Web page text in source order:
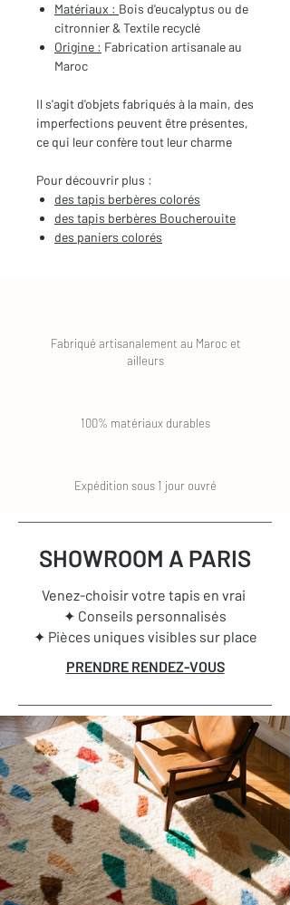
Matériaux : Bois d'eucalyptus ou de
citronnier & Textile recyclé
Origine : Fabrication artisanale au
Maroc
Il s'agit d'objets fabriqués à la main, des
imperfections peuvent être présentes,
ce qui leur confère tout leur charme
Pour découvrir plus :
des tapis berbères colorés
des tapis berbères Boucherouite
des paniers colorés
Fabriqué artisanalement au Maroc et
ailleurs
100% matériaux durables
Expédition sous 1 jour ouvré
SHOWROOM A PARIS
Venez-choisir votre tapis en vrai
✦ Conseils personnalisés
✦ Pièces uniques visibles sur place
PRENDRE RENDEZ-VOUS